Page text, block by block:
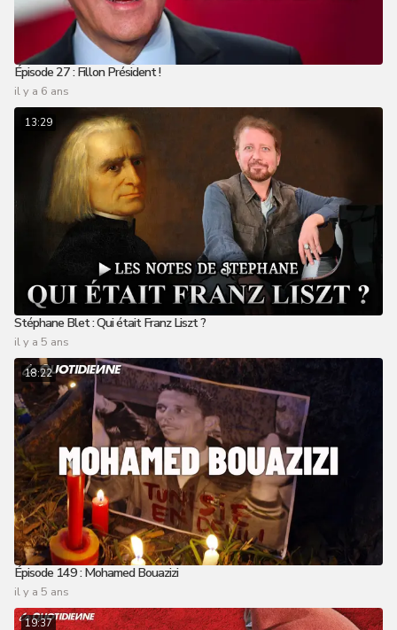
Épisode 27 : Fillon Président !
il y a 6 ans
13:29
Stéphane Blet : Qui était Franz Liszt ?
il y a 5 ans
18:22
Épisode 149 : Mohamed Bouazizi
il y a 5 ans
19:37